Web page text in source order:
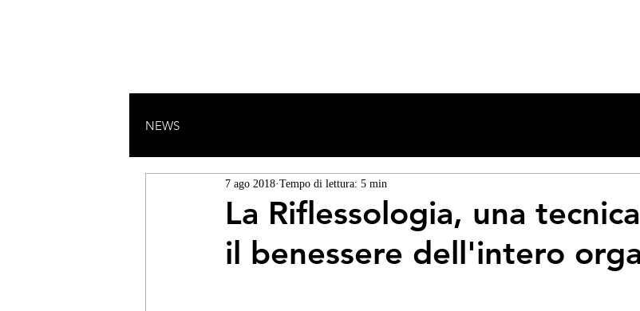
NEWS
La Riflessologia, una
il benessere dell'intero
7 ago 2018 Tempo di lettura: 5 min